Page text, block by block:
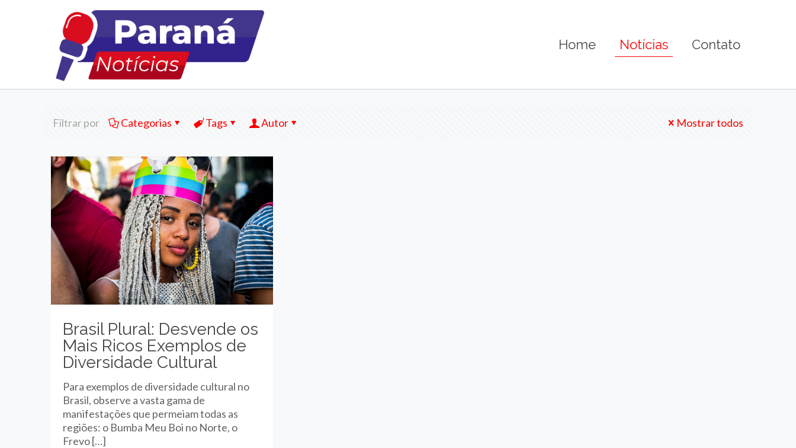
Home Notícias Contato
Filtrar por Categorias Tags Autor Mostrar todos
Brasil Plural: Desvende os
Mais Ricos Exemplos de
Diversidade Cultural
Para exemplos de diversidade cultural no
Brasil, observe a vasta gama de
manifestações que permeiam todas as
regiões: o Bumba Meu Boi no Norte, o
Frevo[…]